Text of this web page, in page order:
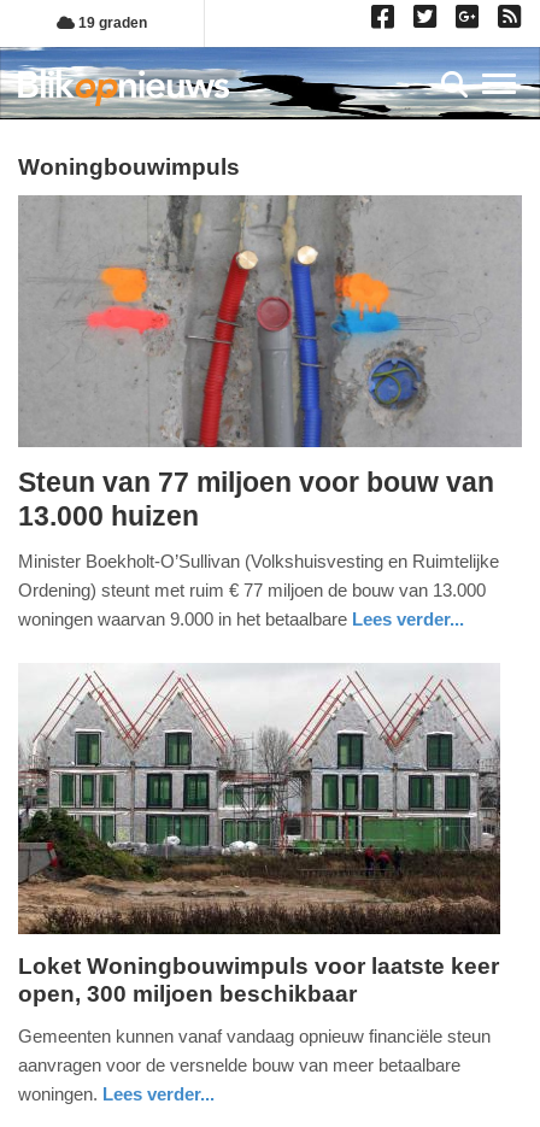
Overslaan
en
naar
de
gaan
19 graden
woningbouwimpuls
donderdag,
mei
2026
-
Update:
28-
05-
2026
20:50
Steun van 77 miljoen voor bouw van
13.000 huizen
Minister Boekholt-O’Sullivan (Volkshuisvesting en Ruimtelijke
Ordening) steunt met ruim € 77 miljoen de bouw van 13.000
woningen waarvan 9.000 in het betaalbare Lees verder...
maandag,
Loket Woningbouwimpuls voor laatste keer
open, 300 miljoen beschikbaar
Gemeenten kunnen vanaf vandaag opnieuw financiële steun
aanvragen voor de versnelde bouw van meer betaalbare
woningen. Lees verder...